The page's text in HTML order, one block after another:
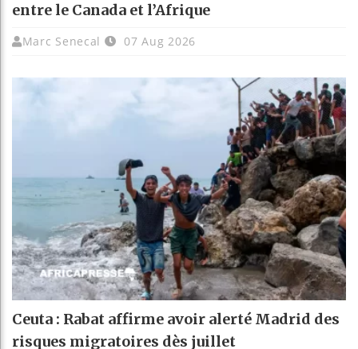
entre le Canada et l’Afrique
Marc Senecal 07 Aug 2026
Ceuta : Rabat affirme avoir alerté Madrid des
risques migratoires dès juillet